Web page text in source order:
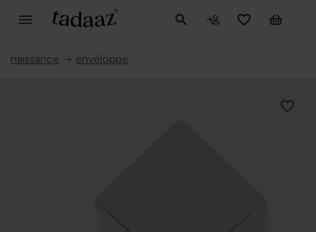
naissance → enveloppe